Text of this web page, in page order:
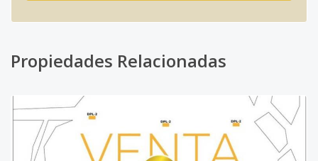
Propiedades Relacionadas